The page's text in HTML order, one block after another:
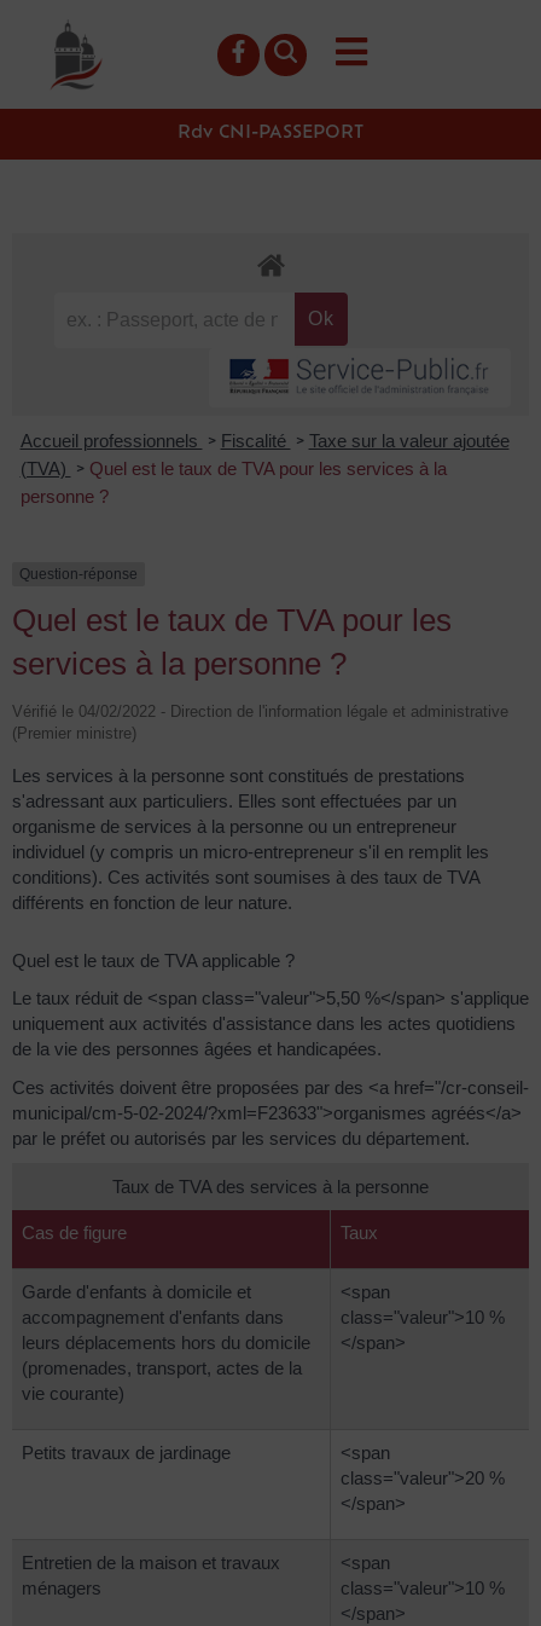
principal
Rdv CNI-PASSEPORT
Accueil professionnels > Fiscalité > Taxe sur la valeur ajoutée
(TVA)
> Quel est le taux de TVA pour les services à la
personne ?
Question-réponse
Quel est le taux de TVA pour les
services à la personne ?
Vérifié le 04/02/2022 - Direction de l'information légale et administrative
(Premier ministre)
Les services à la personne sont constitués de prestations
s'adressant aux particuliers. Elles sont effectuées par un
organisme de services à la personne ou un entrepreneur
individuel (y compris un micro-entrepreneur s'il en remplit les
conditions). Ces activités sont soumises à des taux de TVA
différents en fonction de leur nature.
Quel est le taux de TVA applicable ?
Le taux réduit de <span class="valeur">5,50 %</span> s'applique
uniquement aux activités d'assistance dans les actes quotidiens
de la vie des personnes âgées et handicapées.
Ces activités doivent être proposées par des <a href="/cr-conseil-
municipal/cm-5-02-2024/?xml=F23633">organismes agréés</a>
par le préfet ou autorisés par les services du département.
Taux de TVA des services à la personne
Cas de figure Taux
Garde d'enfants à domicile et
accompagnement d'enfants dans
leurs déplacements hors du domicile
(promenades, transport, actes de la
vie courante)
<span
class="valeur">10 %
</span>
Petits travaux de jardinage
<span
class="valeur">20 %
</span>
Entretien de la maison et travaux
ménagers
<span
class="valeur">10 %
</span>